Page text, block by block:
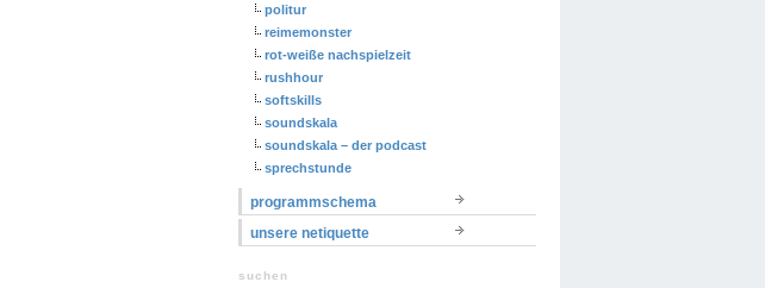
politur
reimemonster
rot-weiße nachspielzeit
rushhour
softskills
soundskala
soundskala – der podcast
sprechstunde
programmschema
unsere netiquette
suchen